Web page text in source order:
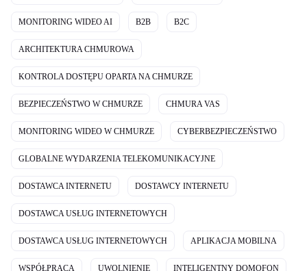
MONITORING WIDEO AI B2B B2C
ARCHITEKTURA CHMUROWA
KONTROLA DOSTĘPU OPARTA NA CHMURZE
BEZPIECZEŃSTWO W CHMURZE CHMURA VAS
MONITORING WIDEO W CHMURZE CYBERBEZPIECZEŃSTWO
GLOBALNE WYDARZENIA TELEKOMUNIKACYJNE
DOSTAWCA INTERNETU DOSTAWCY INTERNETU
DOSTAWCA USŁUG INTERNETOWYCH
DOSTAWCA USŁUG INTERNETOWYCH APLIKACJA MOBILNA
WSPÓŁPRACA UWOLNIENIE INTELIGENTNY DOMOFON